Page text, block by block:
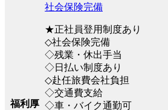
福利厚
社会保険完備
★正社員登用制度あり
◇社会保険完備
◇残業・休出手当
◇日払い制度あり
◇赴任旅費会社負担
◇交通費支給
◇車・バイク通勤可